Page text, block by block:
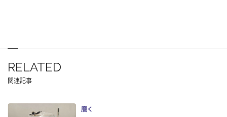
RELATED
関連記事
磨く